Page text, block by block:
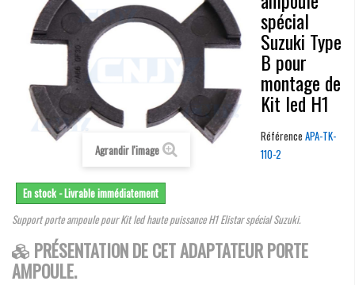
Agrandir l'image
spécial
Suzuki Type
B pour
montage de
Kit led H1
Référence APA-TK-
110-2
En stock - Livrable immédiatement
Support porte ampoule pour Kit led haute puissance H1 Elistar spécial Suzuki.
PRÉSENTATION DE CET ADAPTATEUR PORTE
AMPOULE.